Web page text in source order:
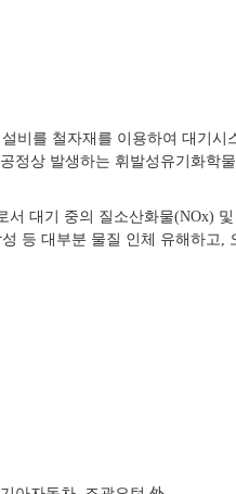
비를 철자재를 이용하여 대기
정상 발생하는 휘발성유기화학
대기 중의 질소산화물(NOx)
등 대부분 물질 인체 유해하고